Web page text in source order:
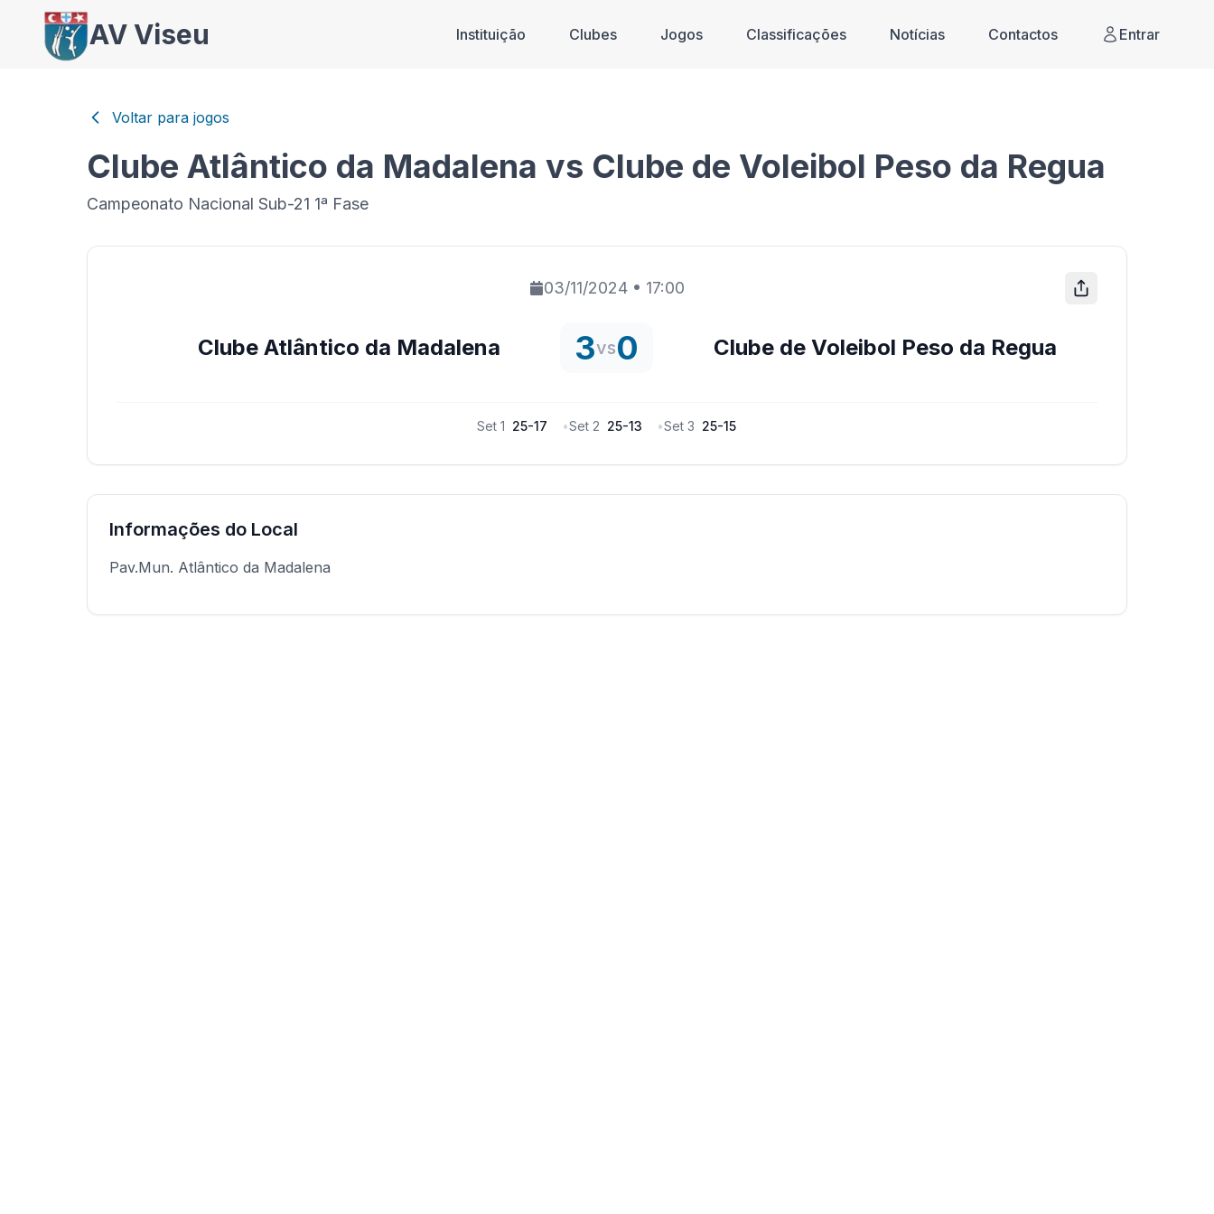
AV Viseu Instituição Clubes Jogos Classificações Notícias Contactos Entrar
Voltar para jogos
Clube Atlântico da Madalena vs Clube de Voleibol Peso da Regua
Campeonato Nacional Sub-21 1ª Fase
03/11/2024• 17:00
Clube Atlântico da Madalena 3vs0 Clube de Voleibol Peso da Regua
Set1 25-17 •Set 2 25-13 •Set3 25-15
Informações do Local
Pav.Mun. Atlântico da Madalena